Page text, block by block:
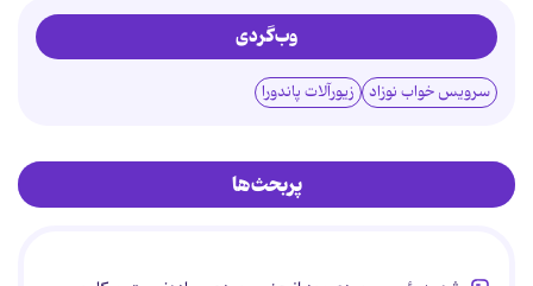
وب‌گردی
سرویس خواب نوزاد زیورآلات پاندورا
پربحث‌ها